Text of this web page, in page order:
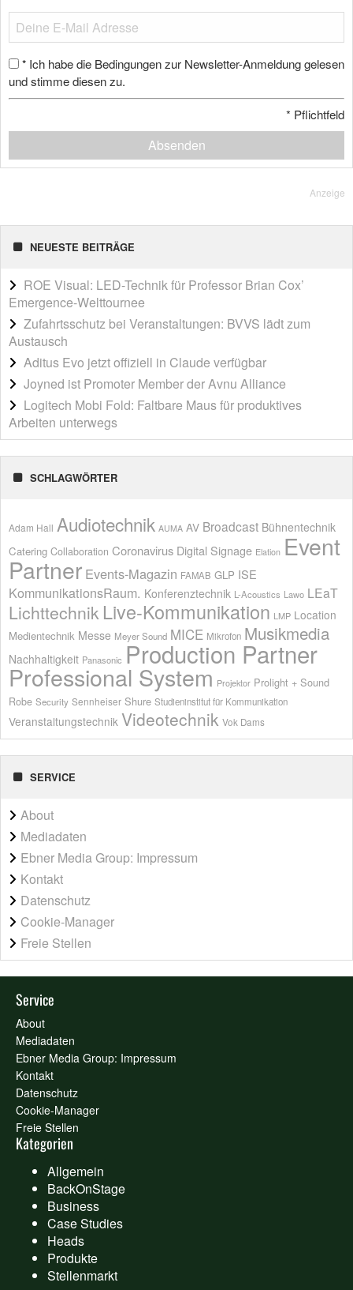
* Ich habe die Bedingungen zur Newsletter-Anmeldung gelesen
und stimme diesen zu.
* Pflichtfeld
Absenden
Anzeige
NEUESTE BEITRÄGE
ROE Visual: LED-Technik für Professor Brian Cox’
Emergence-Welttournee
Zufahrtsschutz bei Veranstaltungen: BVVS lädt zum
Austausch
Aditus Evo jetzt offiziell in Claude verfügbar
Joyned ist Promoter Member der Avnu Alliance
Logitech Mobi Fold: Faltbare Maus für produktives
Arbeiten unterwegs
SCHLAGWÖRTER
Adam Hall Audiotechnik AUMA AV Broadcast Bühnentechnik
Catering Collaboration Coronavirus Digital Signage Elation Event
Partner Events-Magazin FAMAB GLP ISE
KommunikationsRaum. Konferenztechnik L-Acoustics Lawo LEaT
Lichttechnik Live-Kommunikation LMP Location
Medientechnik Messe Meyer Sound MICE Mikrofon Musikmedia
Nachhaltigkeit Panasonic Production Partner
Professional System Projektor Prolight + Sound
Robe Security Sennheiser Shure Studieninstitut für Kommunikation
Veranstaltungstechnik Videotechnik Vok Dams
SERVICE
About
Mediadaten
Ebner Media Group: Impressum
Kontakt
Datenschutz
Cookie-Manager
Freie Stellen
Service
About
Mediadaten
Ebner Media Group: Impressum
Kontakt
Datenschutz
Cookie-Manager
Freie Stellen
Kategorien
Allgemein
BackOnStage
Business
Case Studies
Heads
Produkte
Stellenmarkt